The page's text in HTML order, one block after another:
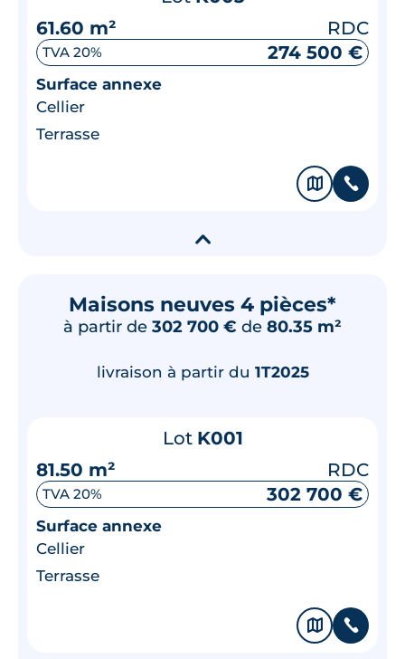
61.60 m²
RDC
TVA 20% 274 500 €
Surface annexe
Cellier
Terrasse
🗞 📞
▾
Maisons neuves 4 pièces*
à partir de 302 700 € de 80.35 m²
livraison à partir du 1T2025
Lot K001
81.50 m²
RDC
TVA 20% 302 700 €
Surface annexe
Cellier
Terrasse
🗞 📞